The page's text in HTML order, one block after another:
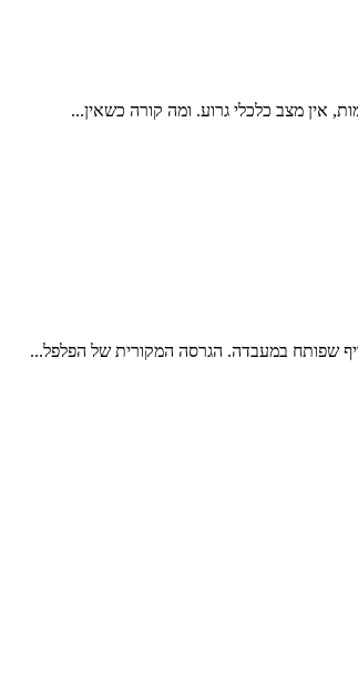
אין מצב כלכלי גרוע. ומה קורה כשאין...
שפותח במעבדה. הגרסה המקורית של הפלפל...